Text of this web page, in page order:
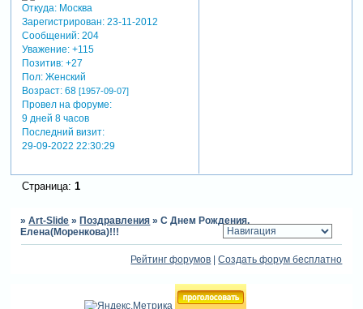
Откуда:Москва
Зарегистрирован: 23-11-2012
Сообщений:204
Уважение: +115
Позитив: +27
Пол:Женский
Возраст:68 [1957-09-07]
Провел на форуме:
9 дней 8 часов
Последний визит:
29-09-2022 22:30:29
Страница: 1
»Art-Slide » Поздравления »С Днем Рождения,
Елена(Моренкова)!!!
Рейтинг форумов |Создать форум бесплатно